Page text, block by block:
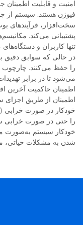
امنیت و قابلیت
فیوژن هستند. سیستم از
سخت‌افزار، فرآیندهای
پشتیبانی می‌کند.
تنها کاربران و
را حفظ می‌کنند. چارچوب
می‌شود تا در برابر
اطمینان حاکمیت آخرین
اطمینان از طریق
را حتی در صورت خرابی
خودکار سیستم به‌صورت
شدن به مشکلات حیاتی،